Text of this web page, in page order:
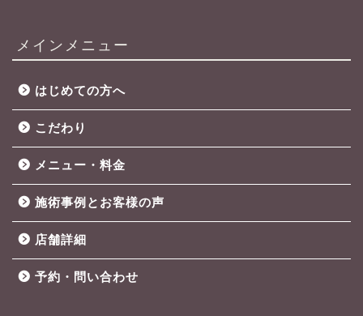
メインメニュー
はじめての方へ
こだわり
メニュー・料金
施術事例とお客様の声
店舗詳細
予約・問い合わせ